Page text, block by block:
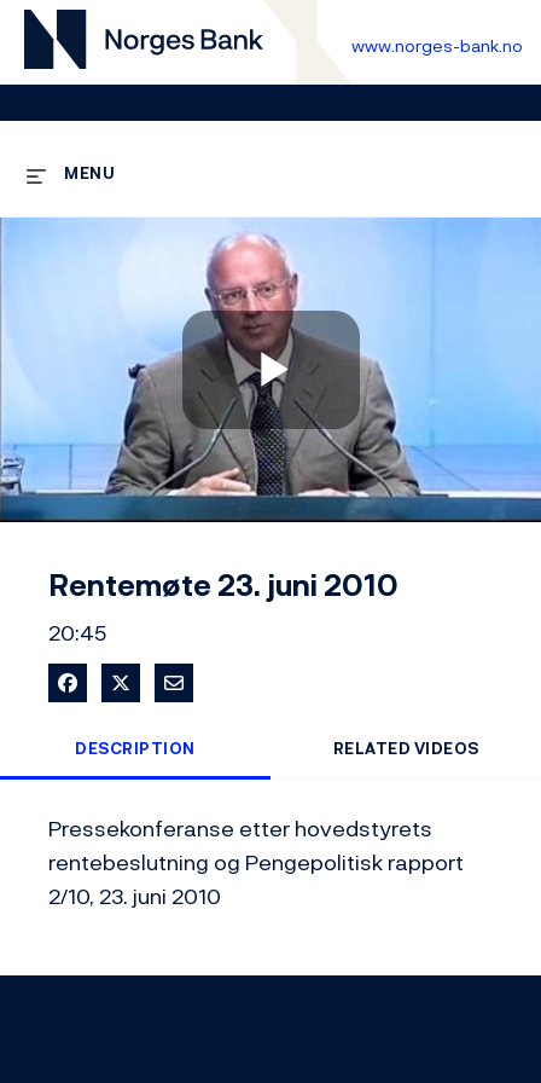
www.norges-bank.no
MENU
Play
Rentemøte 23. juni 2010
20:45
Share on Facebook
Share on XShare via Email
DESCRIPTION RELATED VIDEOS
Pressekonferanse etter hovedstyrets
rentebeslutning og Pengepolitisk rapport
2/10, 23. juni 2010